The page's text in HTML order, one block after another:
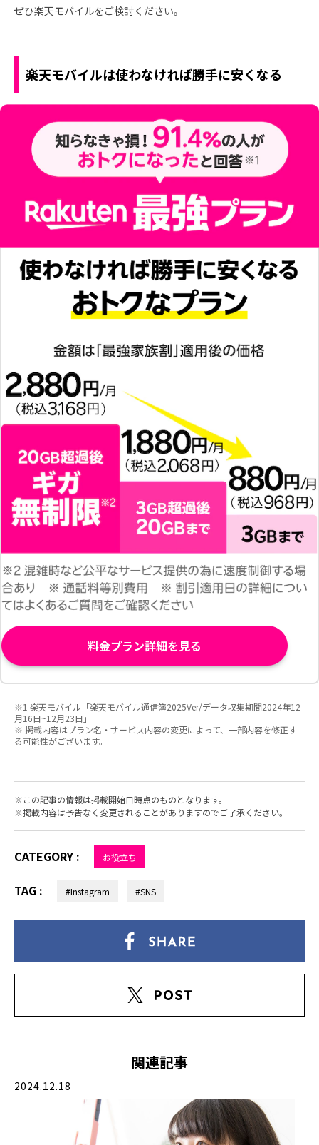
ぜひ楽天モバイルをご検討ください。
楽天モバイルは使わなければ勝手に安くなる
料金プラン詳細を見る
※1 楽天モバイル「楽天モバイル通信簿2025Ver/データ収集期間2024年12
月16日~12月23日」
※ 掲載内容はプラン名・サービス内容の変更によって、一部内容を修正す
る可能性がございます。
この記事の情報は掲載開始日時点のものとなります。
掲載内容は予告なく変更されることがありますのでご了承ください。
CATEGORY : お役立ち
TAG : #Instagram #SNS
関連記事
2024.12.18